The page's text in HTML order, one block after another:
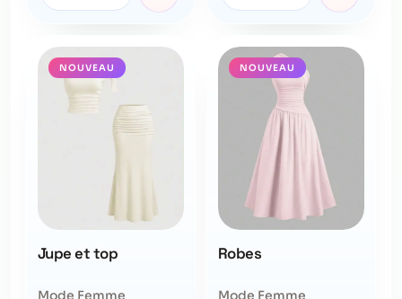
NOUVEAU
Jupe et top
Mode Femme
NOUVEAU
Robes
Mode Femme